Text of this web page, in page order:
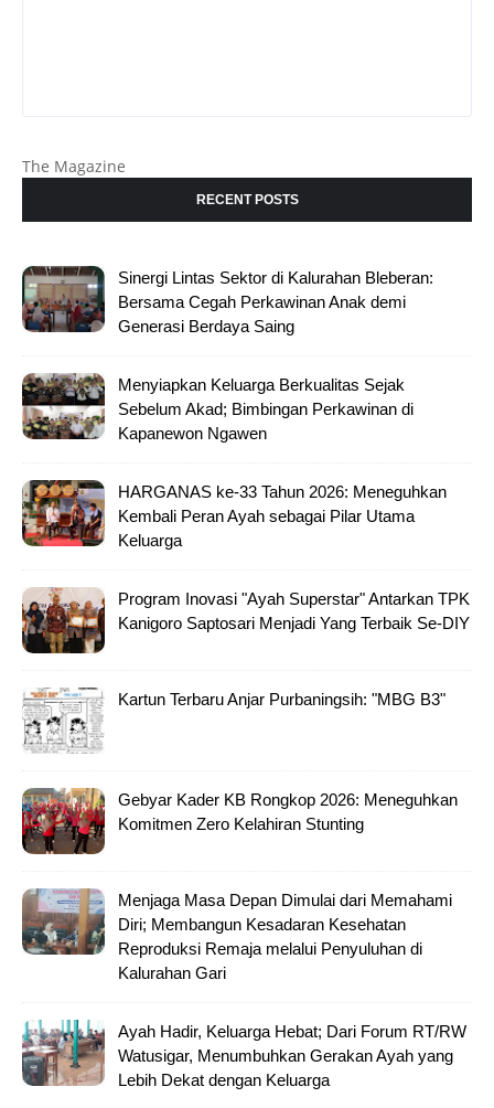
The Magazine
RECENT POSTS
Sinergi Lintas Sektor di Kalurahan Bleberan:
Bersama Cegah Perkawinan Anak demi
Generasi Berdaya Saing
Menyiapkan Keluarga Berkualitas Sejak
Sebelum Akad; Bimbingan Perkawinan di
Kapanewon Ngawen
HARGANAS ke-33 Tahun 2026: Meneguhkan
Kembali Peran Ayah sebagai Pilar Utama
Keluarga
Program Inovasi "Ayah Superstar" Antarkan TPK
Kanigoro Saptosari Menjadi Yang Terbaik Se-DIY
Kartun Terbaru Anjar Purbaningsih: "MBG B3"
Gebyar Kader KB Rongkop 2026: Meneguhkan
Komitmen Zero Kelahiran Stunting
Menjaga Masa Depan Dimulai dari Memahami
Diri; Membangun Kesadaran Kesehatan
Reproduksi Remaja melalui Penyuluhan di
Kalurahan Gari
Ayah Hadir, Keluarga Hebat; Dari Forum RT/RW
Watusigar, Menumbuhkan Gerakan Ayah yang
Lebih Dekat dengan Keluarga